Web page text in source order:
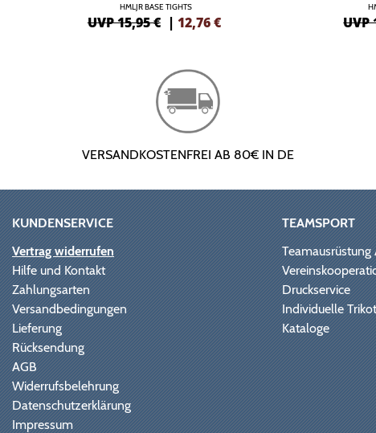
HMLJR BASE TIGHTS
UVP 15,95 € | 12,76€ UVP
VERSANDKOSTENFREI AB 80€ IN DE
KUNDENSERVICE
Vertrag widerrufen
Hilfe und Kontakt
Zahlungsarten
Versandbedingungen
Lieferung
Rücksendung
AGB
Widerrufsbelehrung
Datenschutzerklärung
Impressum
TEAMSPORT
Druckservice
Individuelle
Kataloge